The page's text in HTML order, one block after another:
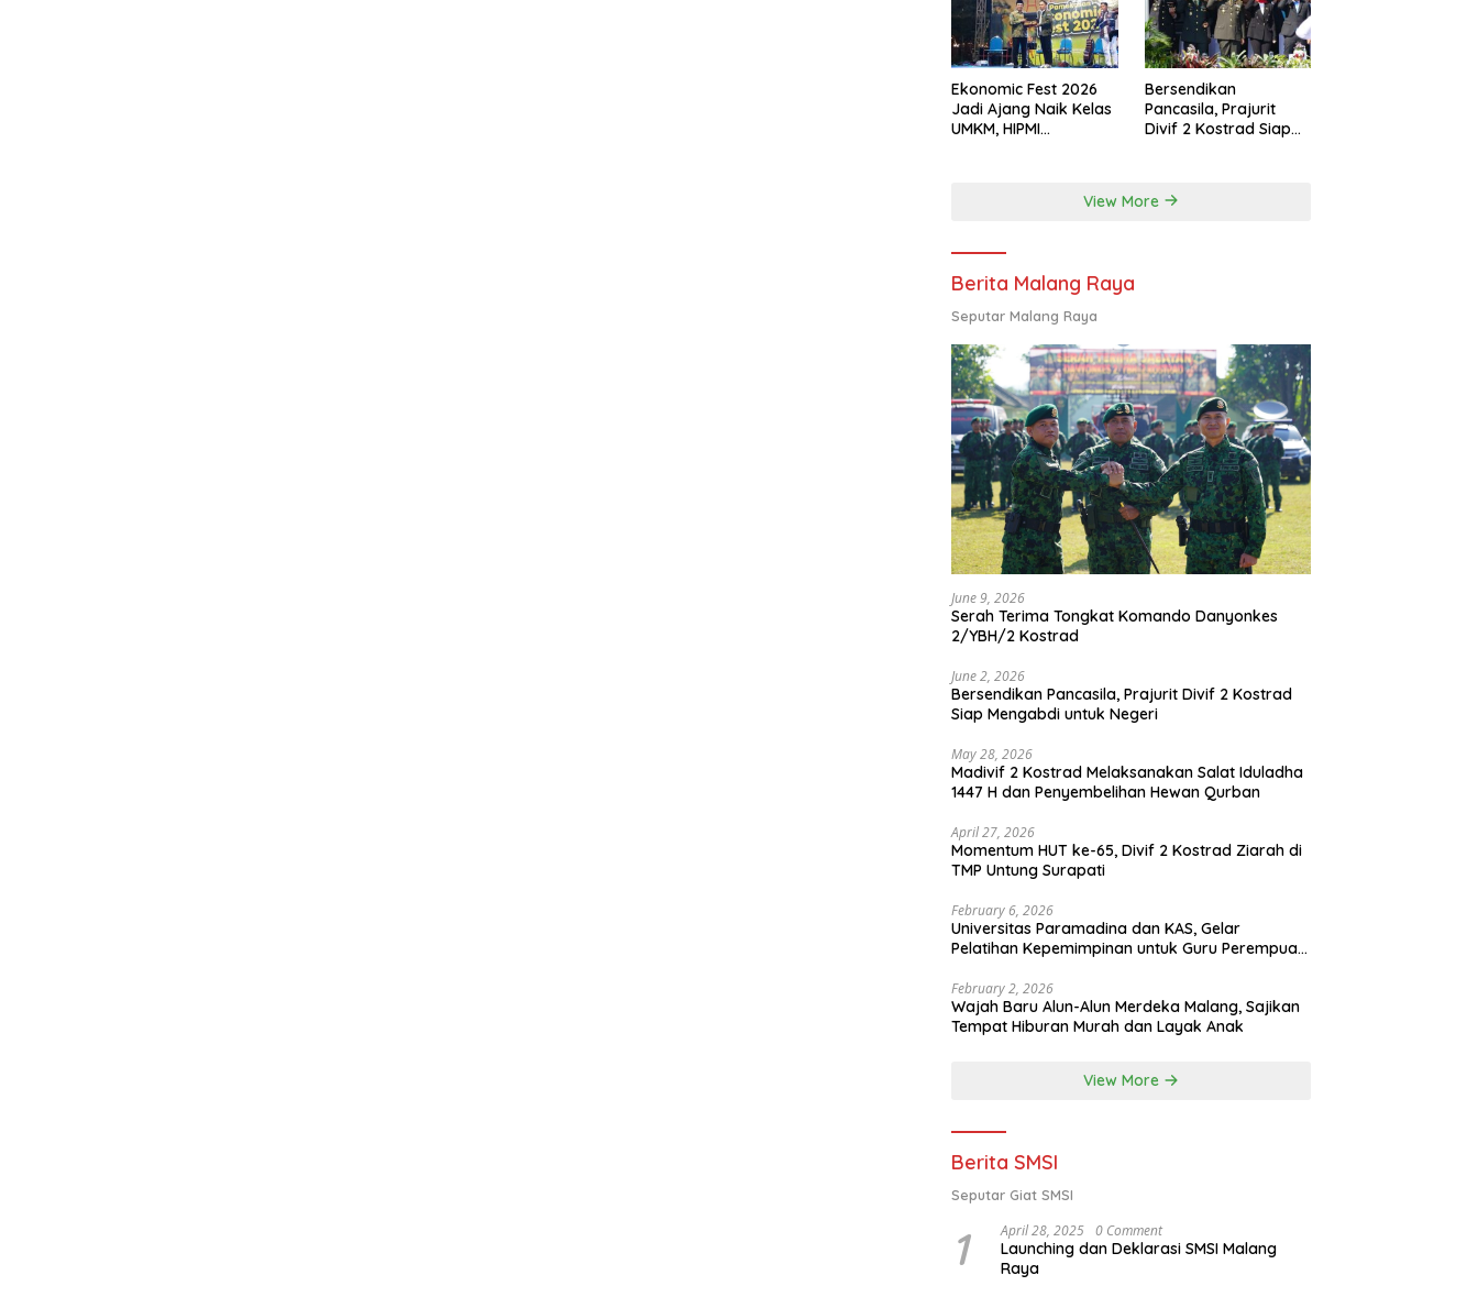
Ekonomic Fest 2026
Jadi Ajang Naik Kelas
UMKM, HIPMI
Bersendikan
Pancasila, Prajurit
Divif 2 Kostrad Siap
View More
Berita Malang Raya
Seputar Malang Raya
June 9, 2026
Serah Terima Tongkat Komando Danyonkes
2/YBH/2 Kostrad
June 2, 2026
Bersendikan Pancasila, Prajurit Divif 2 Kostrad
Siap Mengabdi untuk Negeri
May 28, 2026
Madivif 2 Kostrad Melaksanakan Salat Iduladha
1447 H dan Penyembelihan Hewan Qurban
April 27, 2026
Momentum HUT ke-65, Divif 2 Kostrad Ziarah di
TMP Untung Surapati
February 6, 2026
Universitas Paramadina dan KAS, Gelar
Pelatihan Kepemimpinan untuk Guru Perempuan
February 2, 2026
Wajah Baru Alun-Alun Merdeka Malang, Sajikan
Tempat Hiburan Murah dan Layak Anak
View More
Berita SMSI
Seputar Giat SMSI
1 April 28, 2025 0 Comment
Launching dan Deklarasi SMSI Malang
Raya